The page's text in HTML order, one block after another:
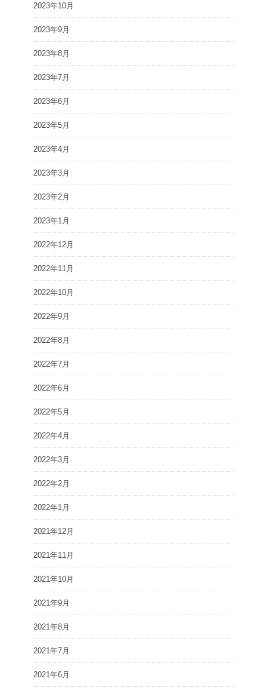
2023年10月
2023年9月
2023年8月
2023年7月
2023年6月
2023年5月
2023年4月
2023年3月
2023年2月
2023年1月
2022年12月
2022年11月
2022年10月
2022年9月
2022年8月
2022年7月
2022年6月
2022年5月
2022年4月
2022年3月
2022年2月
2022年1月
2021年12月
2021年11月
2021年10月
2021年9月
2021年8月
2021年7月
2021年6月